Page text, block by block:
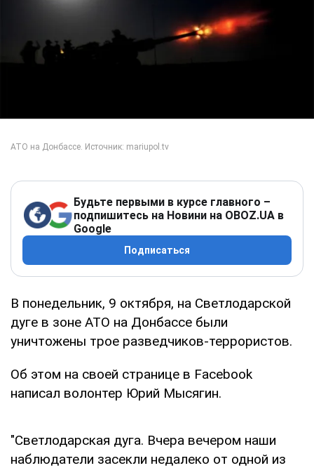
Будьте первыми в курсе главного –
подпишитесь на Новини на OBOZ.UA в
Google
Подписаться
В понедельник, 9 октября, на Светлодарской
дуге в зоне АТО на Донбассе были
уничтожены трое разведчиков-террористов.
Об этом на своей странице в Facebook
написал волонтер Юрий Мысягин.
"Светлодарская дуга. Вчера вечером наши
наблюдатели засекли недалеко от одной из